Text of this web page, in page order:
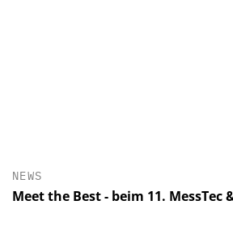
NEWS
Meet the Best - beim 11. MessTec